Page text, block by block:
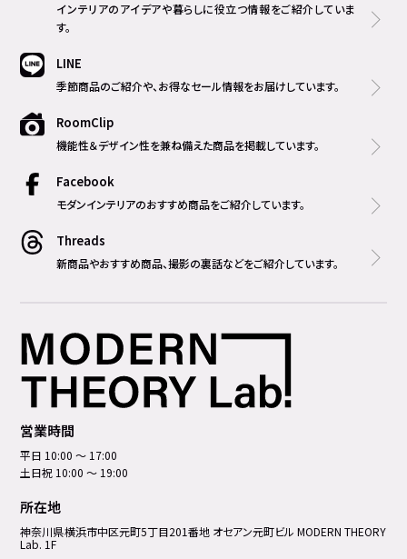
インテリアのアイデアや暮らしに役立つ情報をご紹介していま
す。
LINE
季節商品のご紹介や、お得なセール情報をお届けしています。
RoomClip
機能性＆デザイン性を兼ね備えた商品を掲載しています。
Facebook
モダンインテリアのおすすめ商品をご紹介しています。
Threads
新商品やおすすめ商品、撮影の裏話などをご紹介しています。
営業時間
平日 10:00 ～ 17:00
土日祝 10:00 ～ 19:00
所在地
神奈川県横浜市中区元町5丁⽬201番地 オセアン元町ビル MODERN THEORY
Lab. 1F